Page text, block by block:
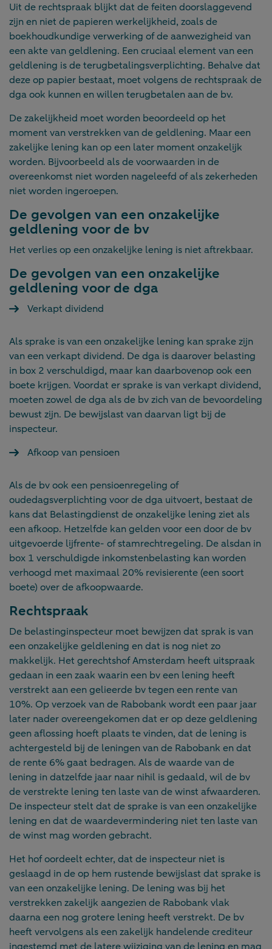
Uit de rechtspraak blijkt dat de feiten doorslaggevend
zijn en niet de papieren werkelijkheid, zoals de
boekhoudkundige verwerking of de aanwezigheid van
een akte van geldlening. Een cruciaal element van een
geldlening is de terugbetalingsverplichting. Behalve dat
deze op papier bestaat, moet volgens de rechtspraak de
dga ook kunnen en willen terugbetalen aan de bv.
De zakelijkheid moet worden beoordeeld op het
moment van verstrekken van de geldlening. Maar een
zakelijke lening kan op een later moment onzakelijk
worden. Bijvoorbeeld als de voorwaarden in de
overeenkomst niet worden nageleefd of als zekerheden
niet worden ingeroepen.
De gevolgen van een onzakelijke
geldlening voor de bv
Het verlies op een onzakelijke lening is niet aftrekbaar.
De gevolgen van een onzakelijke
geldlening voor de dga
Verkapt dividend
Als sprake is van een onzakelijke lening kan sprake zijn
van een verkapt dividend. De dga is daarover belasting
in box 2 verschuldigd, maar kan daarbovenop ook een
boete krijgen. Voordat er sprake is van verkapt dividend,
moeten zowel de dga als de bv zich van de bevoordeling
bewust zijn. De bewijslast van daarvan ligt bij de
inspecteur.
Afkoop van pensioen
Als de bv ook een pensioenregeling of
oudedagsverplichting voor de dga uitvoert, bestaat de
kans dat Belastingdienst de onzakelijke lening ziet als
een afkoop. Hetzelfde kan gelden voor een door de bv
uitgevoerde lijfrente- of stamrechtregeling. De alsdan in
box 1 verschuldigde inkomstenbelasting kan worden
verhoogd met maximaal 20% revisierente (een soort
boete) over de afkoopwaarde.
Rechtspraak
De belastinginspecteur moet bewijzen dat sprak is van
een onzakelijke geldlening en dat is nog niet zo
makkelijk. Het gerechtshof Amsterdam heeft uitspraak
gedaan in een zaak waarin een bv een lening heeft
verstrekt aan een gelieerde bv tegen een rente van
10%. Op verzoek van de Rabobank wordt een paar jaar
later nader overeengekomen dat er op deze geldlening
geen aflossing hoeft plaats te vinden, dat de lening is
achtergesteld bij de leningen van de Rabobank en dat
de rente 6% gaat bedragen. Als de waarde van de
lening in datzelfde jaar naar nihil is gedaald, wil de bv
de verstrekte lening ten laste van de winst afwaarderen.
De inspecteur stelt dat de sprake is van een onzakelijke
lening en dat de waardevermindering niet ten laste van
de winst mag worden gebracht.
Het hof oordeelt echter, dat de inspecteur niet is
geslaagd in de op hem rustende bewijslast dat sprake is
van een onzakelijke lening. De lening was bij het
verstrekken zakelijk aangezien de Rabobank vlak
daarna een nog grotere lening heeft verstrekt. De bv
heeft vervolgens als een zakelijk handelende crediteur